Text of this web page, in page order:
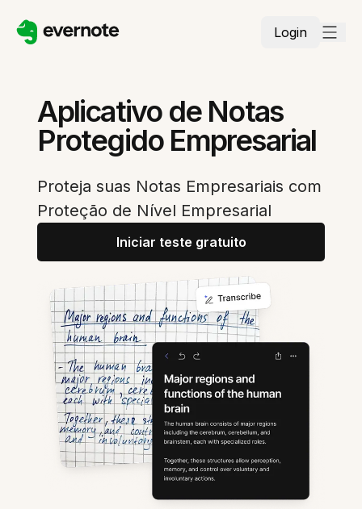
Login
Aplicativo de Notas
Protegido Empresarial
Proteja suas Notas Empresariais com
Proteção de Nível Empresarial
Iniciar teste gratuito